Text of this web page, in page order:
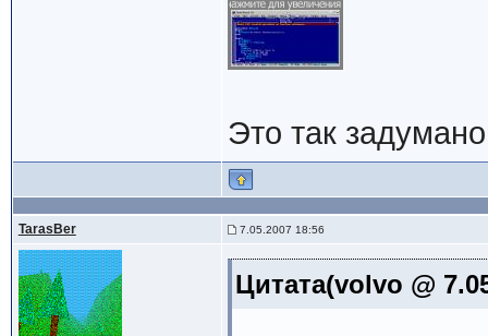
Это так
TarasBer 7.05.2007 18:56
Цитата(volvo @